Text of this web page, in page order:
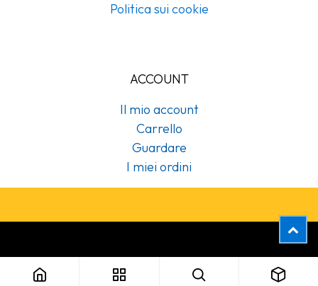
Politica sui cookie
ACCOUNT
Il mio account
Carrello
Guardare
I miei ordini